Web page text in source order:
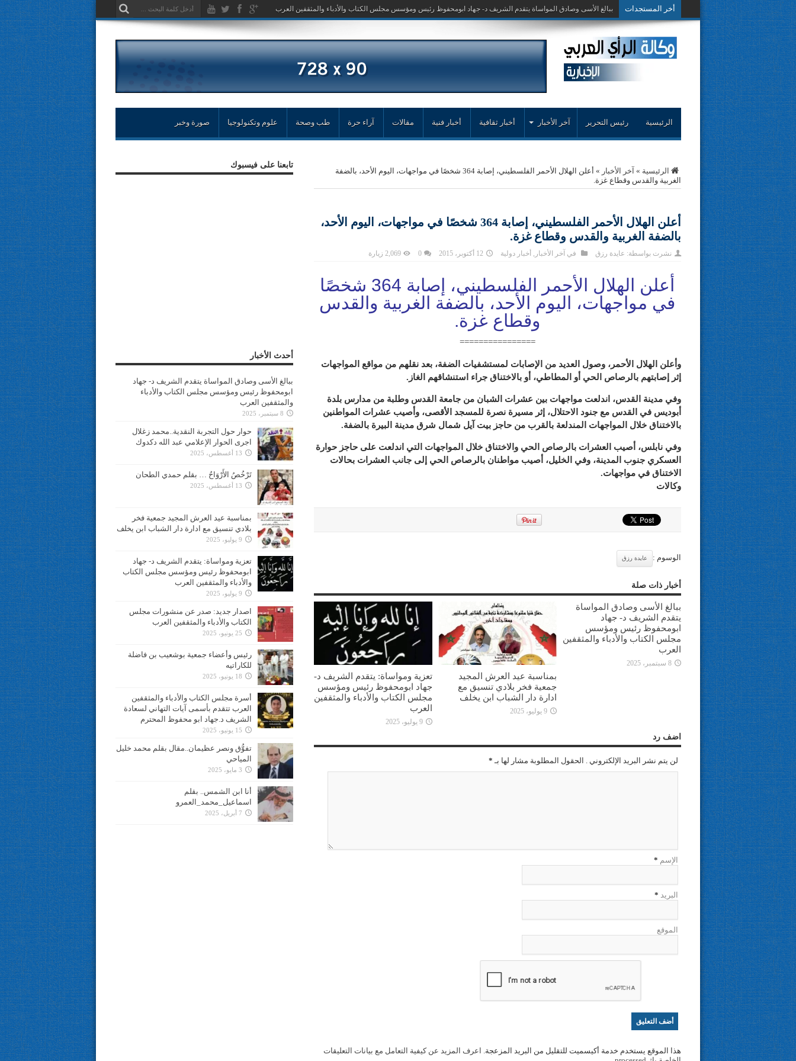
أخر المستجدات حوار حول التجربة
الرئيسية رئيس التحرير آخر الأخبار أخبار ثقافية أخبار فنية مقالات آراء حرة طب وصحة علوم وتكنولوجيا صورة وخبر
الرئيسية » آخر الأخبار »
أعلن الهلال الأحمر الفلسطيني، إصابة 364 شخصًا في مواجهات، اليوم الأحد، بالضفة
الغربية والقدس وقطاع غزة.
أعلن الهلال الأحمر الفلسطيني، إصابة 364 شخصًا في مواجهات، اليوم الأحد،
بالضفة الغربية والقدس وقطاع غزة.
نشرت بواسطة: عايدة رزق في آخر الأخبار , أخبار دولية 12 أكتوبر، 2015 0 2,069 زيارة
أعلن الهلال الأحمر الفلسطيني، إصابة 364 شخصًا
في مواجهات، اليوم الأحد، بالضفة الغربية والقدس
وقطاع غزة.
================
وأعلن الهلال الأحمر، وصول العديد من الإصابات لمستشفيات الضفة، بعد نقلهم من مواقع المواجهات
إثر إصابتهم بالرصاص الحي أو المطاطي، أو بالاختناق جراء استنشاقهم الغاز.
وفي مدينة القدس، اندلعت مواجهات بين عشرات الشبان من جامعة القدس وطلبة من مدارس بلدة
أبوديس في القدس مع جنود الاحتلال، إثر مسيرة نصرة للمسجد الأقصى، وأصيب عشرات المواطنين
بالاختناق خلال المواجهات المندلعة بالقرب من حاجز بيت آيل شمال شرق مدينة البيرة بالضفة.
وفي نابلس، أصيب العشرات بالرصاص الحي والاختناق خلال المواجهات التي اندلعت على حاجز حوارة
العسكري جنوب المدينة، وفي الخليل، أصيب مواطنان بالرصاص الحي إلى جانب العشرات بحالات
الاختناق في مواجهات.
وكالات
الوسوم : عايدة رزق
أخبار ذات صلة
ببالغ الأسى وصادق المواساة
يتقدم الشريف د- جهاد
ابومحفوظ رئيس ومؤسس
مجلس الكتاب والأدباء والمثقفين
العرب
8 سبتمبر، 2025
بمناسبة عيد العرش المجيد
جمعية فخر بلادي تنسيق مع
ادارة دار الشباب ابن يخلف
9 يوليو، 2025
تعزية ومواساة: يتقدم الشريف د-
جهاد ابومحفوظ رئيس ومؤسس
مجلس الكتاب والأدباء والمثقفين
العرب
9 يوليو، 2025
اضف رد
لن يتم نشر البريد الإلكتروني . الحقول المطلوبة مشار لها بـ *
الإسم *
البريد *
الموقع
هذا الموقع يستخدم خدمة أكيسميت للتقليل من البريد المزعجة. اعرف المزيد عن كيفية التعامل مع بيانات التعليقات
تابعنا على فيسبوك
أحدث الأخبار
ببالغ الأسى وصادق المواساة يتقدم الشريف د- جهاد
ابومحفوظ رئيس ومؤسس مجلس الكتاب والأدباء
والمثقفين العرب
8 سبتمبر، 2025
حوار حول التجربة النقدية..محمد زغلال
اجرى الحوار الإعلامي عبد الله دكدوك
13 أغسطس، 2025
تَرْخُصُ الأَرْوَاحُ … بقلم حمدي الطحان
13 أغسطس، 2025
بمناسبة عيد العرش المجيد جمعية فخر
بلادي تنسيق مع ادارة دار الشباب ابن يخلف
9 يوليو، 2025
تعزية ومواساة: يتقدم الشريف د- جهاد
ابومحفوظ رئيس ومؤسس مجلس الكتاب
والأدباء والمثقفين العرب
9 يوليو، 2025
اصدار جديد: صدر عن منشورات مجلس
الكتاب والأدباء والمثقفين العرب
25 يونيو، 2025
رئيس وأعضاء جمعية بوشعيب بن فاضلة
للكاراتيه
18 يونيو، 2025
أسرة مجلس الكتاب والأدباء والمثقفين
العرب تتقدم بأسمى آيات التهاني لسعادة
الشريف د.جهاد ابو محفوظ المحترم
15 يونيو، 2025
تفوُّق ونصر عظيمان..مقال بقلم محمد خليل
المياحي
3 مايو، 2025
أنا ابن الشمس.. بقلم
اسماعيل_محمد_العمرو
7 أبريل، 2025